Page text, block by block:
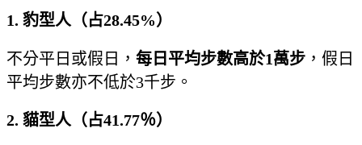
1. 豹型人（占28.45%）
不分平日或假日 ， 每日平均步數高於1萬步 ，假日
平均步數亦不低於3千步。
2. 貓型人（占41.77％）